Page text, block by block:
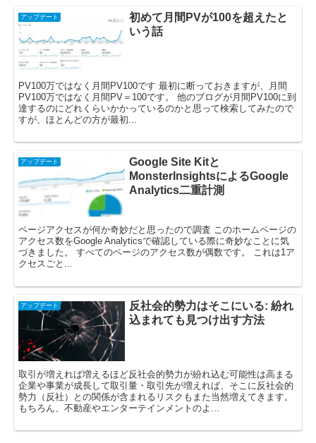
アップデート
初めて月間PVが100を超えたと
いう話
PV100万ではなく月間PV100です 最初に断っておきますが、月間
PV100万ではなく月間PV＝100です。 他のブログが月間PV100に到
達するのにどれくらいかかっているのかと思って検索してみたので
すが、ほとんどの方が最初...
アップデート
Google Site Kitと
MonsterInsightsによるGoogle
Analytics二重計測
ページアクセスが何か奇妙だと思ったので調査 このホームページの
アクセス数をGoogle Analyticsで確認している際に奇妙なことに気
づきました。 すべてのページのアクセス数が偶数です。 これは1ア
クセスごと...
アップデート
反社会的勢力はそこにいる: 紛れ
込まれても見つけ出す方法
取引が増えれば増えるほど反社会的勢力が紛れ込む可能性は高まる
企業や事業が成長して取引量・取引先が増えれば、そこに反社会的
勢力（反社）との関係が含まれるリスクもまた当然増えてきます。
もちろん、不動産やエンターテインメントのよ...